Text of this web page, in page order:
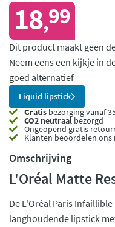
18,99
Dit product maakt geen
Neem eens een kijkje in
goed alternatief
Liquid lipstick
Gratis bezorging vanaf
CO2 neutraalbezorgd
Ongeopend gratis
Klanten beoordelen ons
Omschrijving
L'Oréal Matte
De L'Oréal Paris
langhoudende lipstick